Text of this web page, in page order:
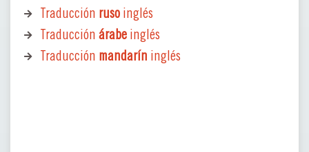
Traducción rusoinglés
Traducción árabeinglés
Traducción mandarín inglés